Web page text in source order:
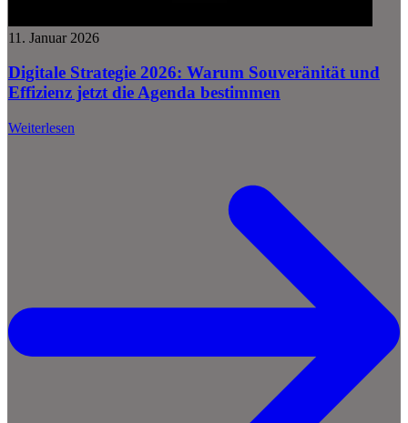
11. Januar 2026
Digitale Strategie 2026: Warum Souveränität und
Effizienz jetzt die Agenda bestimmen
Weiterlesen